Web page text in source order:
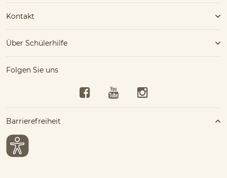
Kontakt
Über Schülerhilfe
Folgen Sie uns
FacebookYouTubeInstagram
Barrierefreiheit